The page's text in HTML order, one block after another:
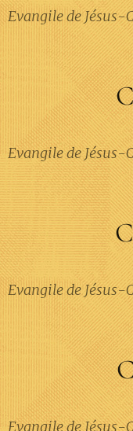
Evangile de Jésus-
Evangile de Jésus-
Evangile de Jésus-
Evangile de Jésus-